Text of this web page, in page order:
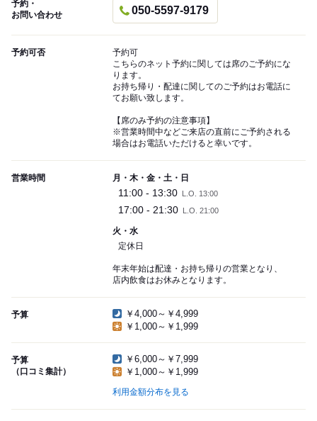
予約・
お問い合わせ
050-5597-9179
予約可否
予約可
こちらのネット予約に関しては席のご予約にな
ります。
お持ち帰り・配達に関してのご予約はお電話に
てお願い致します。
【席のみ予約の注意事項】
※営業時間中などご来店の直前にご予約される
場合はお電話いただけると幸いです。
営業時間 月・木・金・土・日
11:00 - 13:30 L.O. 13:00
17:00 - 21:30 L.O. 21:00
火・水
定休日
年末年始は配達・お持ち帰りの営業となり、
店内飲食はお休みとなります。
予算
￥4,000～￥4,999
￥1,000～￥1,999
予算
（口コミ集計）
￥6,000～￥7,999
￥1,000～￥1,999
利用金額分布を見る